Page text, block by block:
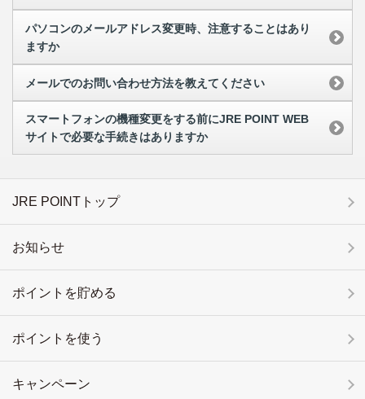
パソコンのメールアドレス変更時、注意することはあり
ますか
メールでのお問い合わせ方法を教えてください
スマートフォンの機種変更をする前にJRE POINT WEB
サイトで必要な手続きはありますか
JRE POINTトップ
お知らせ
ポイントを貯める
ポイントを使う
キャンペーン